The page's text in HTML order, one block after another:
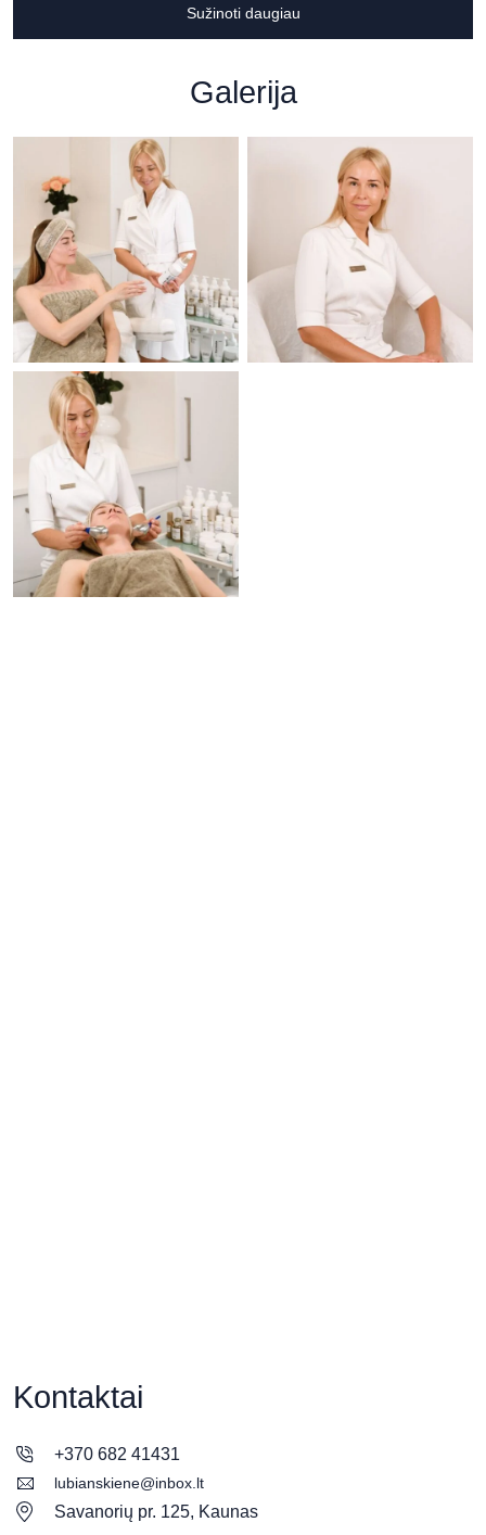
Sužinoti daugiau
Galerija
Kontaktai
+370 682 41431
lubianskiene@inbox.lt
Savanorių pr. 125, Kaunas